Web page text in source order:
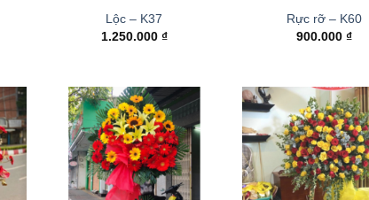
Lộc – K37
1.250.000 ₫
Rực rỡ – K60
900.000 ₫